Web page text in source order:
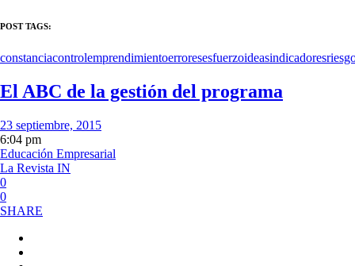
POST TAGS:
constanciacontrolemprendimientoerroresesfuerzoideasindicadores
El ABC de la gestión del programa
23 septiembre, 2015
6:04 pm
Educación Empresarial
La Revista IN
0
0
SHARE